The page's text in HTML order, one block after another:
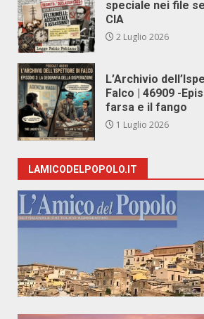
speciale nei file
CIA
2 Luglio 2026
L’Archivio
Falco | 46909 -
farsa e il fango
1 Luglio 2026
LAMICODELPOPOLO.IT